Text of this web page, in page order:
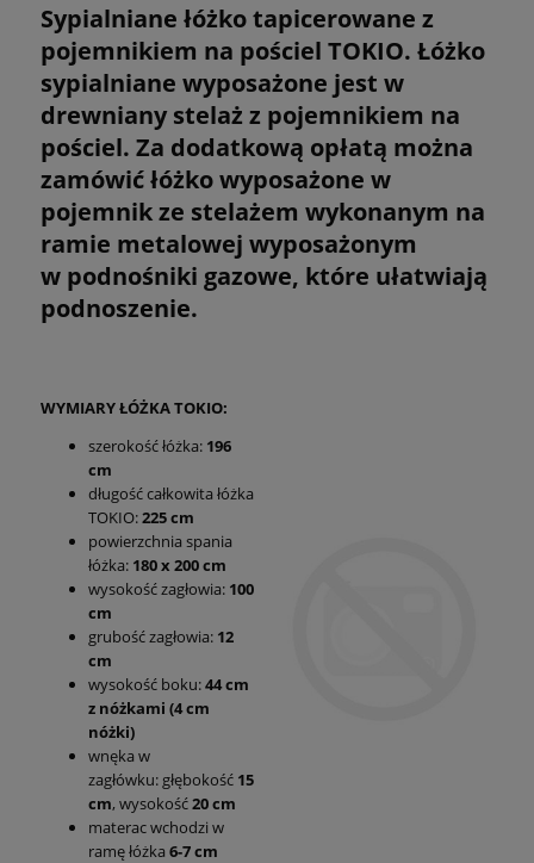
Sypialniane łóżko tapicerowane z
pojemnikiem na pościel TOKIO. Łóżko
sypialniane wyposażone jest w
drewniany stelaż z pojemnikiem na
pościel. Za dodatkową opłatą można
zamówić łóżko wyposażone w
pojemnik ze stelażem wykonanym na
ramie metalowej wyposażonym
w podnośniki gazowe, które ułatwiają
podnoszenie.
WYMIARY ŁÓŻKA TOKIO:
szerokość łóżka: 196
cm
długość całkowita łóżka
TOKIO:225 cm
powierzchnia spania
łóżka: 180 x 200 cm
wysokość zagłowia: 100
cm
grubość zagłowia: 12
cm
wysokość boku:44 cm
z nóżkami (4 cm
nóżki)
wnęka w
zagłówku: głębokość 15
cm, wysokość20 cm
materac wchodzi w
ramę łóżka 6-7 cm